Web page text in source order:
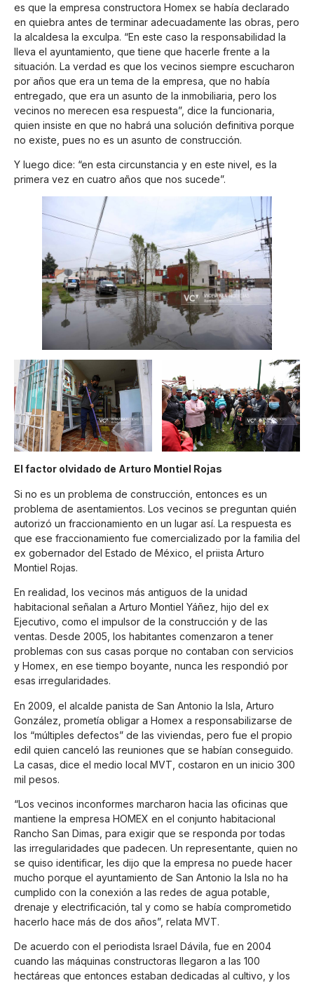
es que la empresa constructora Homex se había declarado
en quiebra antes de terminar adecuadamente las obras, pero
la alcaldesa la exculpa. “En este caso la responsabilidad la
lleva el ayuntamiento, que tiene que hacerle frente a la
situación. La verdad es que los vecinos siempre escucharon
por años que era un tema de la empresa, que no había
entregado, que era un asunto de la inmobiliaria, pero los
vecinos no merecen esa respuesta”, dice la funcionaria,
quien insiste en que no habrá una solución definitiva porque
no existe, pues no es un asunto de construcción.
Y luego dice: “en esta circunstancia y en este nivel, es la
primera vez en cuatro años que nos sucede”.
El factor olvidado de Arturo Montiel Rojas
Si no es un problema de construcción, entonces es un
problema de asentamientos. Los vecinos se preguntan quién
autorizó un fraccionamiento en un lugar así. La respuesta es
que ese fraccionamiento fue comercializado por la familia del
ex gobernador del Estado de México, el priista Arturo
Montiel Rojas.
En realidad, los vecinos más antiguos de la unidad
habitacional señalan a Arturo Montiel Yáñez, hijo del ex
Ejecutivo, como el impulsor de la construcción y de las
ventas. Desde 2005, los habitantes comenzaron a tener
problemas con sus casas porque no contaban con servicios
y Homex, en ese tiempo boyante, nunca les respondió por
esas irregularidades.
En 2009, el alcalde panista de San Antonio la Isla, Arturo
González, prometía obligar a Homex a responsabilizarse de
los “múltiples defectos” de las viviendas, pero fue el propio
edil quien canceló las reuniones que se habían conseguido.
La casas, dice el medio local MVT, costaron en un inicio 300
mil pesos.
“Los vecinos inconformes marcharon hacia las oficinas que
mantiene la empresa HOMEX en el conjunto habitacional
Rancho San Dimas, para exigir que se responda por todas
las irregularidades que padecen. Un representante, quien no
se quiso identificar, les dijo que la empresa no puede hacer
mucho porque el ayuntamiento de San Antonio la Isla no ha
cumplido con la conexión a las redes de agua potable,
drenaje y electrificación, tal y como se había comprometido
hacerlo hace más de dos años”, relata MVT.
De acuerdo con el periodista Israel Dávila, fue en 2004
cuando las máquinas constructoras llegaron a las 100
hectáreas que entonces estaban dedicadas al cultivo, y los